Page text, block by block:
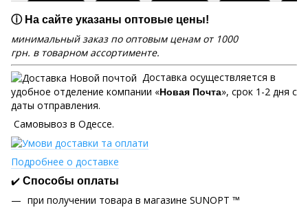
ⓘ На сайте указаны оптовые цены!
минимальный заказ по оптовым ценам от 1000
грн. в товарном ассортименте.
Доставка осуществляется в
удобное отделение компании «Новая Почта», срок 1-2 дня с
даты отправления.
Самовывоз в Одессе.
Подробнее о доставке
✔️ Способы оплаты
при получении товара в магазине SUNOPT ™